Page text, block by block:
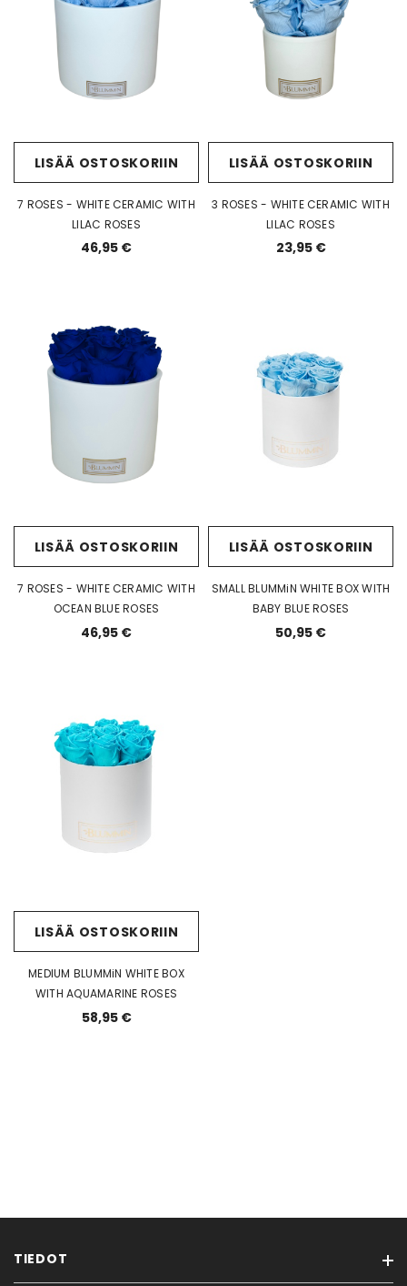
LISÄÄ OSTOSKORIIN
7 ROSES - WHITE CERAMIC WITH
LILAC ROSES
46,95 €
LISÄÄ OSTOSKORIIN
3 ROSES - WHITE CERAMIC WITH
LILAC ROSES
23,95 €
LISÄÄ OSTOSKORIIN
7 ROSES - WHITE CERAMIC WITH
OCEAN BLUE ROSES
46,95 €
LISÄÄ OSTOSKORIIN
SMALL BLUMMiN WHITE BOX WITH
BABY BLUE ROSES
50,95 €
LISÄÄ OSTOSKORIIN
MEDIUM BLUMMiN WHITE BOX
WITH AQUAMARINE ROSES
58,95 €
TIEDOT